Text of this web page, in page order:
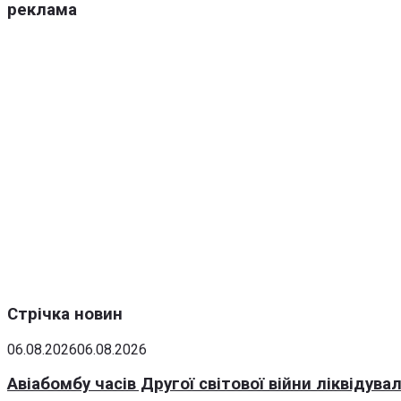
реклама
Стрічка новин
06.08.202606.08.2026
Авіабомбу часів Другої світової війни